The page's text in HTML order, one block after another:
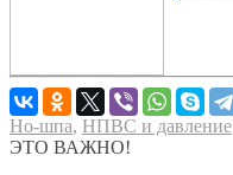
Но-шпа, НПВС и давление
ЭТО ВАЖНО!